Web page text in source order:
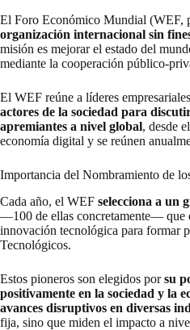
El Foro Económico Mundial (WEF,
organización internacional sin
misión es mejorar el estado del
mediante la cooperación público-
El WEF reúne a líderes
actores de la sociedad para
apremiantes a nivel global, desde
economía digital y se reúnen
Importancia del Nombramiento de
Cada año, el WEF selecciona a un
—100 de ellas concretamente— que
innovación tecnológica para formar
Tecnológicos.
Estos pioneros son elegidos porsu
positivamente en la sociedad y la
avances disruptivos en diversas
fija, sino que miden el impacto a